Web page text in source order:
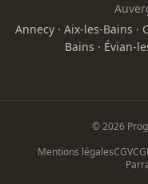
Annecy · Aix-les-Bains ·
Bains · Évian-
© 2026
Mentions légalesCGV